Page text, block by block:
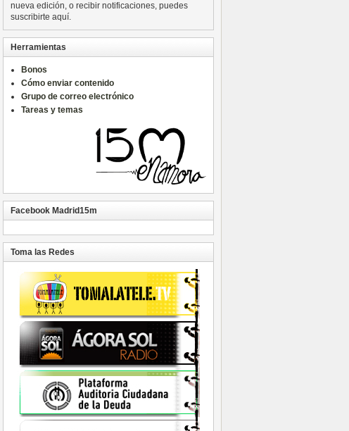
nueva edición, o recibir notificaciones, puedes
suscribirte aquí.
Herramientas
Bonos
Cómo enviar contenido
Grupo de correo electrónico
Tareas y temas
Facebook Madrid15m
Toma las Redes